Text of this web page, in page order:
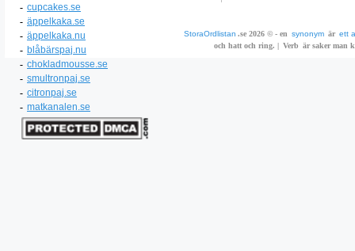
- cupcakes.se
- äppelkaka.se
- äppelkaka.nu
- blåbärspaj.nu
- chokladmousse.se
- smultronpaj.se
- citronpaj.se
- matkanalen.se
StoraOrdlistan .se 2026 © - en synonym är ett
och hatt och ring. | Verb är saker man